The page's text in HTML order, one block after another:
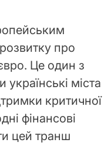
про
Це один з
українські міста
критичної
фінансові
цей транш